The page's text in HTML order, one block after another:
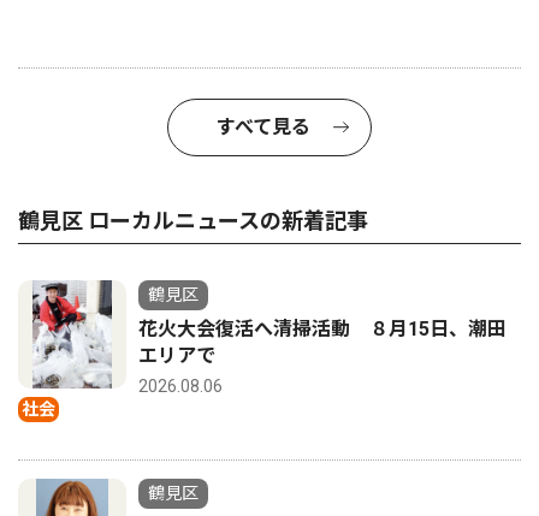
すべて見る
鶴見区 ローカルニュースの新着記事
社会
鶴見区
花火大会復活へ清掃活動 ８月15日、潮田
エリアで
2026.08.06
鶴見区